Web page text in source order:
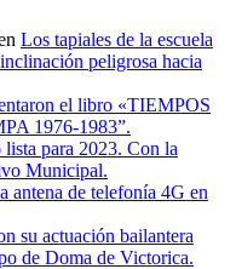
Los tapiales de la escuela
peligrosa hacia
el libro «TIEMPOS
1976-1983”.
para 2023. Con la
Municipal.
antena de telefonía 4G en
su actuación bailantera
de Doma de Victorica.